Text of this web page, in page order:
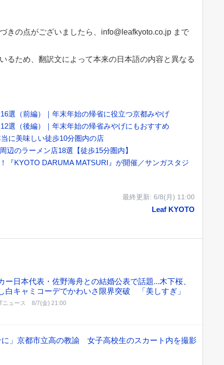
きの点がございましたら、info@leafkyoto.co.jp まで
るため、翻訳文によって本来の日本語の内容と異なる
選（前編）｜年末年始の帰省に役立つ京都みやげ
選（後編）｜年末年始の帰省みやげにもおすすめ
に美味しい徒歩10分圏内の店
辺のラーメン店18選【徒歩15分圏内】
『KYOTO DARUMA MATSURI』が開催／サンガスタジ
最終更新: 6/8(月) 11:00
Leaf KYOTO
ー日本代表・佐野海舟との結婚公表で話題...木下桜、
白キャミコーデでかわいさ限界突破 「美しすぎ」
ニュース 8/7(金) 21:00
に」京都市立高の教諭 女子高校生のスカート内を撮影